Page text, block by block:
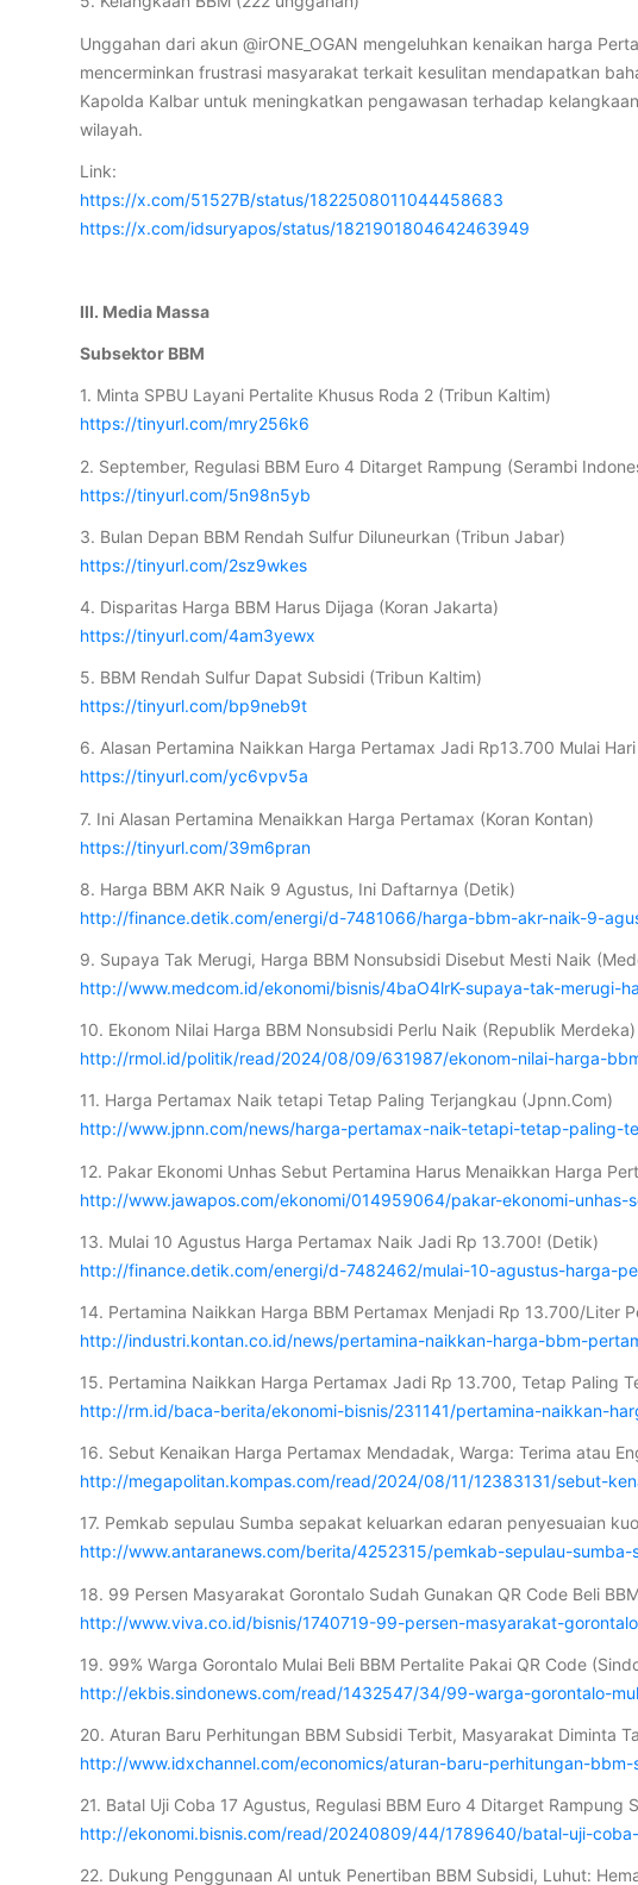
Unggahan dari akun @irONE_OGAN mengeluhkan kenaikan harga
mencerminkan frustrasi masyarakat terkait kesulitan mendapatkan
Kapolda Kalbar untuk meningkatkan pengawasan terhadap
wilayah.
Link:
https://x.com/51527B/status/1822508011044458683
https://x.com/idsuryapos/status/1821901804642463949
III. Media Massa
Subsektor BBM
1. Minta SPBU Layani Pertalite Khusus Roda 2 (Tribun Kaltim)
https://tinyurl.com/mry256k6
2. September, Regulasi BBM Euro 4 Ditarget Rampung (Serambi
https://tinyurl.com/5n98n5yb
3. Bulan Depan BBM Rendah Sulfur Diluneurkan (Tribun Jabar)
https://tinyurl.com/2sz9wkes
4. Disparitas Harga BBM Harus Dijaga (Koran Jakarta)
https://tinyurl.com/4am3yewx
5. BBM Rendah Sulfur Dapat Subsidi (Tribun Kaltim)
https://tinyurl.com/bp9neb9t
6. Alasan Pertamina Naikkan Harga Pertamax Jadi Rp13.700 Mulai
https://tinyurl.com/yc6vpv5a
7. Ini Alasan Pertamina Menaikkan Harga Pertamax (Koran Kontan)
https://tinyurl.com/39m6pran
8. Harga BBM AKR Naik 9 Agustus, Ini Daftarnya (Detik)
http://finance.detik.com/energi/d-7481066/harga-bbm-akr-naik-9-
9. Supaya Tak Merugi, Harga BBM Nonsubsidi Disebut Mesti Naik
http://www.medcom.id/ekonomi/bisnis/4baO4lrK-supaya-tak-merugi-
10. Ekonom Nilai Harga BBM Nonsubsidi Perlu Naik (Republik Merdeka)
http://rmol.id/politik/read/2024/08/09/631987/ekonom-nilai-harga-
11. Harga Pertamax Naik tetapi Tetap Paling Terjangkau (Jpnn.Com)
http://www.jpnn.com/news/harga-pertamax-naik-tetapi-tetap-paling-
12. Pakar Ekonomi Unhas Sebut Pertamina Harus Menaikkan Harga
http://www.jawapos.com/ekonomi/014959064/pakar-ekonomi-
13. Mulai 10 Agustus Harga Pertamax Naik Jadi Rp 13.700! (Detik)
http://finance.detik.com/energi/d-7482462/mulai-10-agustus-harga-
14. Pertamina Naikkan Harga BBM Pertamax Menjadi Rp 13.700/Liter
http://industri.kontan.co.id/news/pertamina-naikkan-harga-bbm-
15. Pertamina Naikkan Harga Pertamax Jadi Rp 13.700, Tetap Paling
http://rm.id/baca-berita/ekonomi-bisnis/231141/pertamina-naikkan-
16. Sebut Kenaikan Harga Pertamax Mendadak, Warga: Terima atau
http://megapolitan.kompas.com/read/2024/08/11/12383131/sebut-
17. Pemkab sepulau Sumba sepakat keluarkan edaran penyesuaian
http://www.antaranews.com/berita/4252315/pemkab-sepulau-
18. 99 Persen Masyarakat Gorontalo Sudah Gunakan QR Code Beli
http://www.viva.co.id/bisnis/1740719-99-persen-masyarakat-
19. 99% Warga Gorontalo Mulai Beli BBM Pertalite Pakai QR Code
http://ekbis.sindonews.com/read/1432547/34/99-warga-gorontalo-
20. Aturan Baru Perhitungan BBM Subsidi Terbit, Masyarakat Diminta
http://www.idxchannel.com/economics/aturan-baru-perhitungan-
21. Batal Uji Coba 17 Agustus, Regulasi BBM Euro 4 Ditarget Rampung
http://ekonomi.bisnis.com/read/20240809/44/1789640/batal-uji-
22. Dukung Penggunaan AI untuk Penertiban BBM Subsidi, Luhut: